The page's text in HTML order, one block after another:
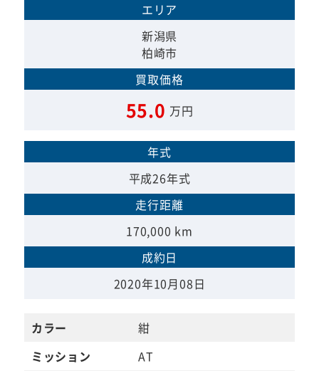
エリア
新潟県
柏崎市
買取価格
55.0 万円
年式
平成26年式
走行距離
170,000 km
成約日
2020年10月08日
カラー
紺
ミッション
AT